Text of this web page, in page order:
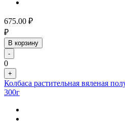
675.00 ₽
₽
В корзину
-
0
+
Колбаса растительная вяленая
300г